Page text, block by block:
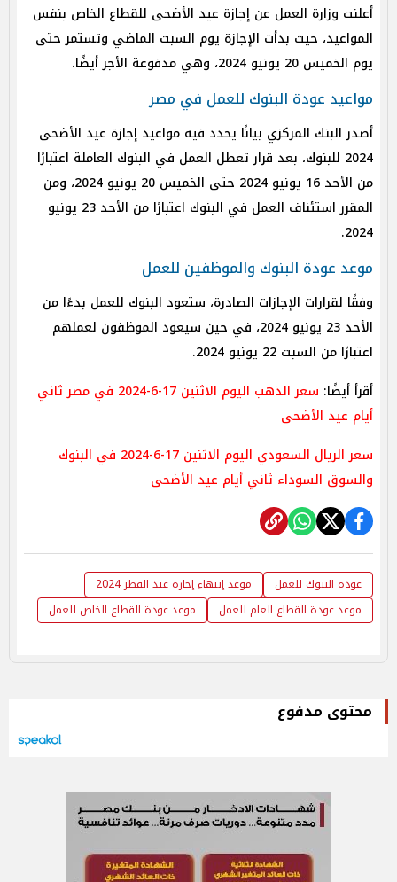
أعلنت وزارة العمل عن إجازة عيد الأضحى للقطاع الخاص بنفس
المواعيد، حيث بدأت الإجازة يوم السبت الماضي وتستمر حتى
يوم الخميس 20 يونيو 2024، وهي مدفوعة الأجر أيضًا.
مواعيد عودة البنوك للعمل في مصر
أصدر البنك المركزي بيانًا يحدد فيه مواعيد إجازة عيد الأضحى
2024 للبنوك، بعد قرار تعطل العمل في البنوك العاملة اعتبارًا
من الأحد 16 يونيو 2024 حتى الخميس 20 يونيو 2024، ومن
المقرر استئناف العمل في البنوك اعتبارًا من الأحد 23 يونيو
2024.
موعد عودة البنوك والموظفين للعمل
وفقًا لقرارات الإجازات الصادرة، ستعود البنوك للعمل بدءًا من
الأحد 23 يونيو 2024، في حين سيعود الموظفون لعملهم
اعتبارًا من السبت 22 يونيو 2024.
أقرأ أيضًا:
سعر الذهب اليوم الاثنين 17-6-2024 في مصر ثاني
أيام عيد الأضحى
سعر الريال السعودي اليوم الاثنين 17-6-2024 في البنوك
والسوق السوداء ثاني أيام عيد الأضحى
عودة البنوك للعمل
موعد إنتهاء إجازة عيد الفطر 2024
موعد عودة القطاع العام للعمل
موعد عودة القطاع الخاص للعمل
محتوى مدفوع